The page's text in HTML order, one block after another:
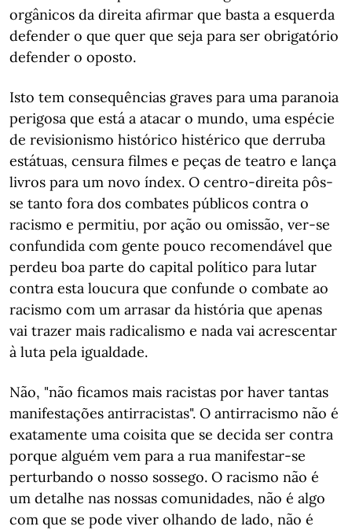
orgânicos da direita afirmar que basta a esquerda
defender o que quer que seja para ser obrigatório
defender o oposto.
Isto tem consequências graves para uma paranoia
perigosa que está a atacar o mundo, uma espécie
de revisionismo histórico histérico que derruba
estátuas, censura filmes e peças de teatro e lança
livros para um novo índex. O centro-direita pôs-
se tanto fora dos combates públicos contra o
racismo e permitiu, por ação ou omissão, ver-se
confundida com gente pouco recomendável que
perdeu boa parte do capital político para lutar
contra esta loucura que confunde o combate ao
racismo com um arrasar da história que apenas
vai trazer mais radicalismo e nada vai acrescentar
à luta pela igualdade.
Não, "não ficamos mais racistas por haver tantas
manifestações antirracistas". O antirracismo não é
exatamente uma coisita que se decida ser contra
porque alguém vem para a rua manifestar-se
perturbando o nosso sossego. O racismo não é
um detalhe nas nossas comunidades, não é algo
com que se pode viver olhando de lado, não é